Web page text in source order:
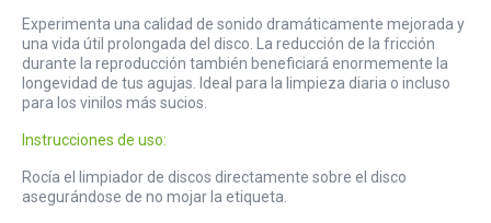
Experimenta una calidad de sonido dramáticamente mejorada y
una vida útil prolongada del disco. La reducción de la fricción
durante la reproducción también beneficiará enormemente la
longevidad de tus agujas. Ideal para la limpieza diaria o incluso
para los vinilos más sucios.
Instrucciones de uso:
Rocía el limpiador de discos directamente sobre el disco
asegurándose de no mojar la etiqueta.